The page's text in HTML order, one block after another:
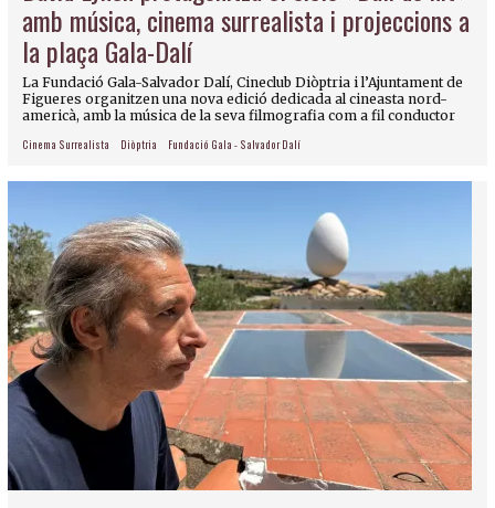
amb música, cinema surrealista i projeccions a
la plaça Gala-Dalí
La Fundació Gala-Salvador Dalí, Cineclub Diòptria i l’Ajuntament de
Figueres organitzen una nova edició dedicada al cineasta nord-
americà, amb la música de la seva filmografia com a fil conductor
Cinema Surrealista Diòptria Fundació Gala - Salvador Dalí